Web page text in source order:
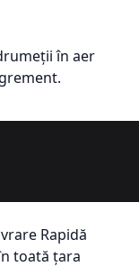
în aer
Rapidă
toată țara